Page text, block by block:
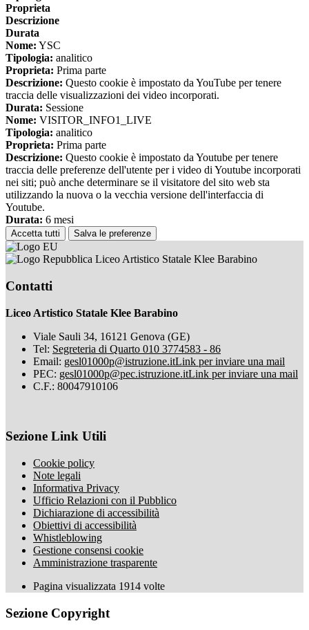
Proprieta
Descrizione
Durata
Nome: YSC
Tipologia: analitico
Proprieta: Prima parte
Descrizione: Questo cookie è impostato da YouTube per tenere
traccia delle visualizzazioni dei video incorporati.
Durata: Sessione
Nome: VISITOR_INFO1_LIVE
Tipologia: analitico
Proprieta: Prima parte
Descrizione: Questo cookie è impostato da Youtube per tenere
traccia delle preferenze dell'utente per i video di Youtube incorporati
nei siti; può anche determinare se il visitatore del sito web sta
utilizzando la nuova o la vecchia versione dell'interfaccia di
Youtube.
Durata: 6 mesi
Accetta tutti Salva le preferenze
Liceo Artistico Statale Klee Barabino
Contatti
Liceo Artistico Statale Klee Barabino
Viale Sauli 34, 16121 Genova (GE)
Tel: Segreteria di Quarto 010 3774583 - 86
Email: gesl01000p@istruzione.itLink per inviare una mail
PEC: gesl01000p@pec.istruzione.itLink per inviare una mail
C.F.: 80047910106
Sezione Link Utili
Cookie policy
Note legali
Informativa Privacy
Ufficio Relazioni con il Pubblico
Dichiarazione di accessibilità
Obiettivi di accessibilità
Whistleblowing
Gestione consensi cookie
Amministrazione trasparente
Pagina visualizzata 1914 volte
Sezione Copyright